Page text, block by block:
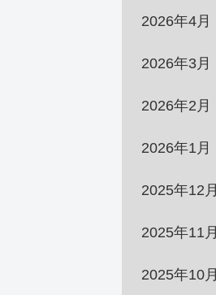
2026年4月
2026年3月
2026年2月
2026年1月
2025年12月
2025年11月
2025年10月